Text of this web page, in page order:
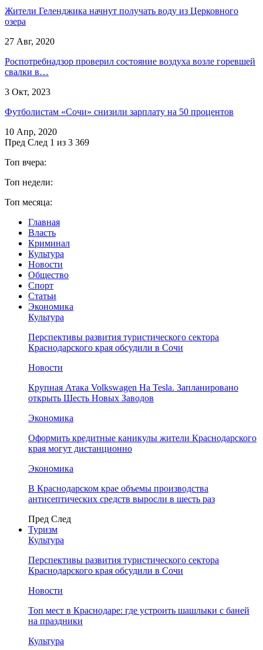
Жители Геленджика начнут получать воду из Церковного
озера
27 Авг, 2020
Роспотребнадзор проверил состояние воздуха возле горевшей
свалки в…
3 Окт, 2023
Футболистам «Сочи» снизили зарплату на 50 процентов
10 Апр, 2020
Пред След 1 из 3 369
Топ вчера:
Топ недели:
Топ месяца:
Главная
Власть
Криминал
Культура
Новости
Общество
Спорт
Статьи
Экономика
Культура
Перспективы развития туристического сектора
Краснодарского края обсудили в Сочи
Новости
Крупная Атака Volkswagen На Tesla. Запланировано
открыть Шесть Новых Заводов
Экономика
Оформить кредитные каникулы жители Краснодарского
края могут дистанционно
Экономика
В Краснодарском крае объемы производства
антисептических средств выросли в шесть раз
Пред След
Туризм
Культура
Перспективы развития туристического сектора
Краснодарского края обсудили в Сочи
Новости
Топ мест в Краснодаре: где устроить шашлыки с баней
на праздники
Культура